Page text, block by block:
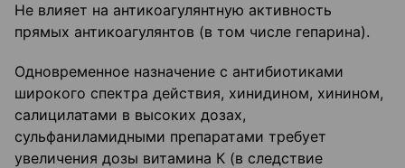
Не влияет на антикоагулянтную активность
прямых антикоагулянтов (в том числе гепарина).
Одновременное назначение с антибиотиками
широкого спектра действия, хинидином, хинином,
салицилатами в высоких дозах,
сульфаниламидными препаратами требует
увеличения дозы витамина К (в следствие